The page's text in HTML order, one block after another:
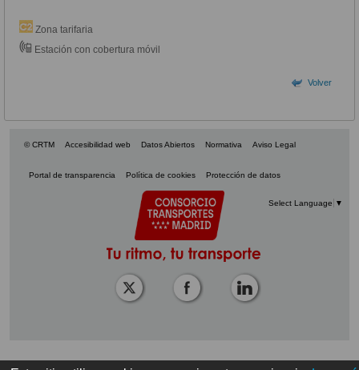
Zona tarifaria
Estación con cobertura móvil
Volver
© CRTM Accesibilidad web Datos Abiertos Normativa Aviso Legal
Portal de transparencia Política de cookies Protección de datos
Select Language ▼